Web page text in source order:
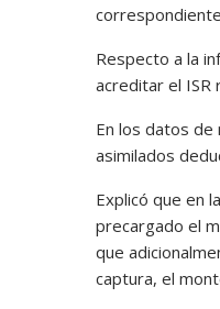
Respecto a la
acreditar el ISR
En los datos
asimilados
Explicó que en
precargado el
que
captura, el